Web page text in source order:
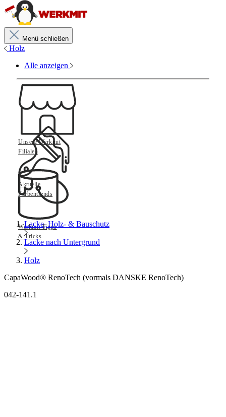
Menü schließen
Holz
Alle anzeigen
Unsere Werkmit
Filialen
Aktuelle
Farbentrends
Werkmit Tipps
& Tricks
Lacke, Holz- & Bauschutz
Lacke nach Untergrund
Holz
CapaWood® RenoTech (vormals DANSKE RenoTech)
042-141.1